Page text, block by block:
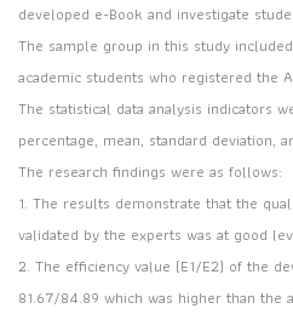
developed e-Book and investigate
The sample group in this study
academic students who registered the
The statistical data analysis indicators
percentage, mean, standard deviation,
The research findings were as follows:
1. The results demonstrate that the
validated by the experts was at good
2. The efficiency value (E1/E2) of the
81.67/84.89 which was higher than the